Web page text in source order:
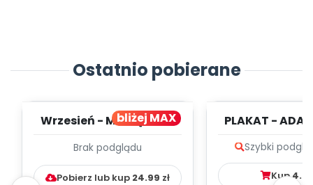
Ostatnio pobierane
bliżej MAX
Wrzesień - MIESIĘCZNY
WYCHOWAWCZO –
DYDAKTYC...
Brak podglądu
Pobierz lub kup 24.99 zł
PLAKAT -
Szybki
Kup